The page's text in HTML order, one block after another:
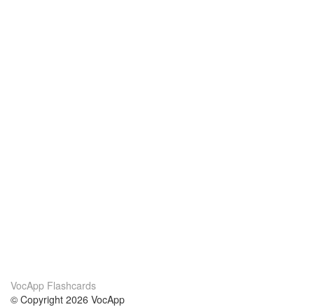
VocApp Flashcards
© Copyright 2026 VocApp